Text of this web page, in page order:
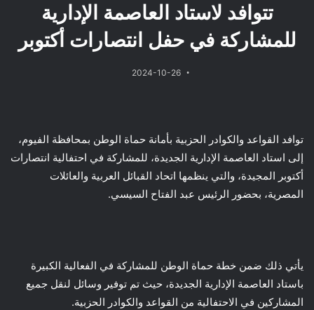
تتوافد لاستاد العاصمة الإدارية
للمشاركة في حفل انتصارات أكتوبر
2024-10-26
توافد القواعد والكوادر الحزبية بأمانة حماة الوطن بمحافظة الفيوم،
إلى استاد العاصمة الإدارية الجديدة، للمشاركة في احتفالية انتصارات
أكتوبر المجيدة، والتي ينظمها اتحاد القبائل العربية والعائلات
المصرية، بحضور الرئيس عبد الفتاح السيسي.
يأتي ذلك ضمن خطة حماة الوطن للمشاركة في الفعالية الكبيرة
باستاد العاصمة الإدارية الجديدة، حيث تم توفير وسائل لنقل جميع
المشاركين في الاحتفالية من القواعد والكوادر الحزبية.